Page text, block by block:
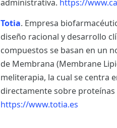
administrativa. https://
Totia. Empresa
diseño racional y desarrollo
compuestos se basan en un
de Membrana (Membrane
meliterapia, la cual se centra
directamente sobre proteínas
https://www.totia.es